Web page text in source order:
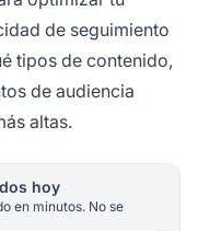
de seguimiento
tipos de contenido,
de audiencia
altas.
hoy
en minutos. No se